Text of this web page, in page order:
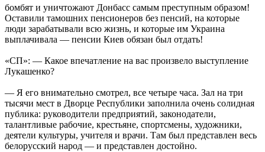
бомбят и уничтожают Донбасс самым преступным образом!
Оставили тамошних пенсионеров без пенсий, на которые
люди зарабатывали всю жизнь, и которые им Украина
выплачивала — пенсии Киев обязан был отдать!
«СП»: — Какое впечатление на вас произвело выступление
Лукашенко?
— Я его внимательно смотрел, все четыре часа. Зал на три
тысячи мест в Дворце Республики заполнила очень солидная
публика: руководители предприятий, законодатели,
талантливые рабочие, крестьяне, спортсмены, художники,
деятели культуры, учителя и врачи. Там был представлен весь
белорусский народ — и представлен достойно.